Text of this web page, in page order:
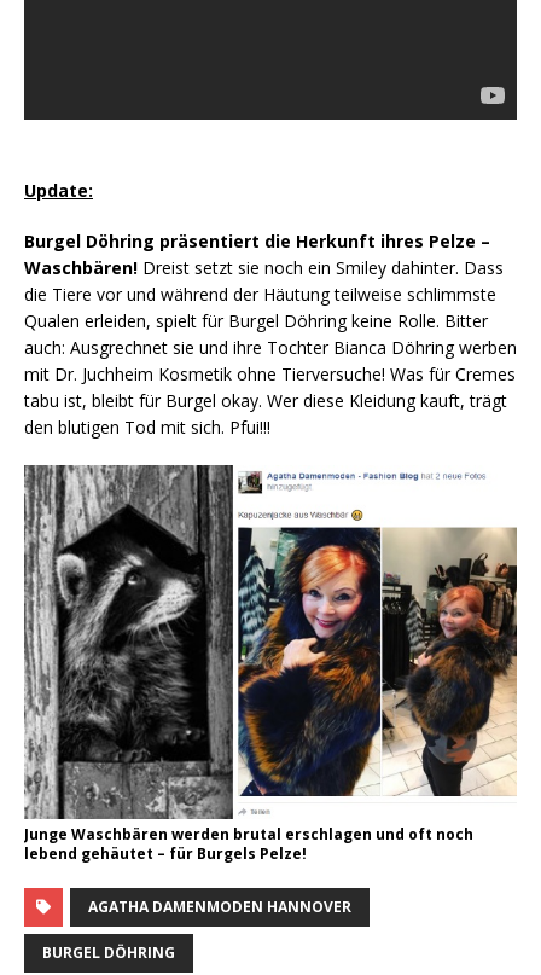
Update:
Bur­gel Döh­ring prä­sen­tiert die Her­kunft ihres Pel­ze –
Wasch­bä­ren! Dreist setzt sie noch ein Smi­ley dahin­ter. Dass
die Tie­re vor und wäh­rend der Häu­tung teil­wei­se schlimms­te
Qua­len erlei­den, spielt für Bur­gel Döh­ring kei­ne Rol­le. Bit­ter
auch: Aus­g­rech­net sie und ihre Toch­ter Bian­ca Döh­ring wer­ben
mit Dr. Juch­heim Kos­me­tik ohne Tier­ver­su­che! Was für Cremes
tabu ist, bleibt für Bur­gel okay. Wer die­se Klei­dung kauft, trägt
den blu­ti­gen Tod mit sich. Pfui!!!
Jun­ge Wasch­bä­ren wer­den bru­tal erschla­gen und oft noch
lebend gehäu­tet – für Bur­gels Pelze!
AGATHA DAMENMODEN HANNOVER
BURGEL DÖHRING